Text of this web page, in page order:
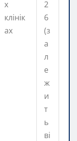
х
клінік
ах
2
6
(з
а
л
е
ж
и
т
ь
ві